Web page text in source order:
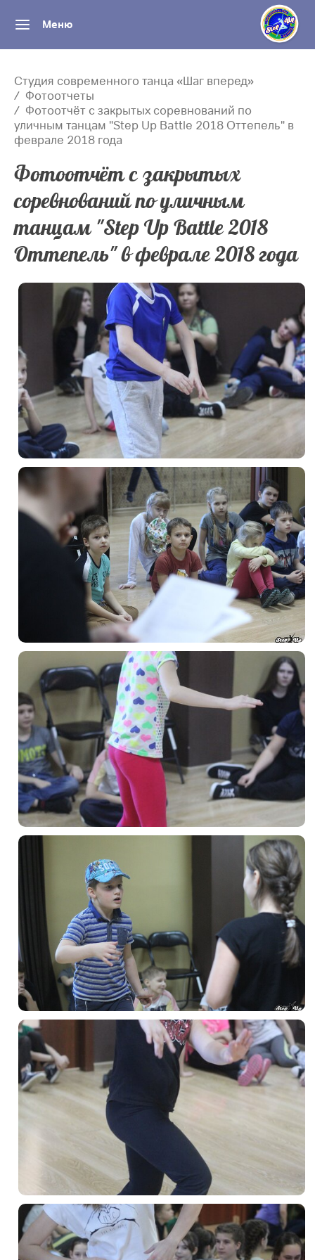
Меню
Студия современного танца «Шаг вперед»
Фотоотчеты
Фотоотчёт с закрытых соревнований по
уличным танцам "Step Up Battle 2018 Оттепель" в
феврале 2018 года
Фотоотчёт с закрытых
соревнований по уличным
танцам "Step Up Battle 2018
Оттепель" в феврале 2018 года